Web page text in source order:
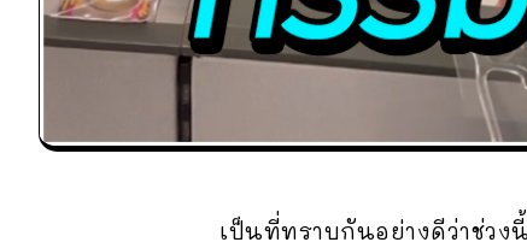
เป็นที่ทราบกันอย่างดีว่าช่ว